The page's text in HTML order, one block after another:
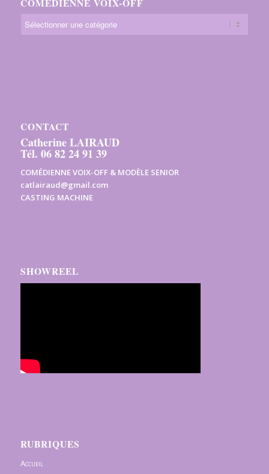
COMÉDIENNE VOIX-OFF
CONTACT
Catherine LAIRAUD
Tél. 06 82 24 91 39
COMÉDIENNE VOIX-OFF & MODÈLE SENIOR
catlairaud@gmail.com
CASTING MACHINE
SHOWREEL
RUBRIQUES
Accueil